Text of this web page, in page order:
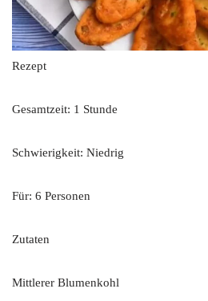
Rezept
Gesamtzeit: 1 Stunde
Schwierigkeit: Niedrig
Für: 6 Personen
Zutaten
Mittlerer Blumenkohl